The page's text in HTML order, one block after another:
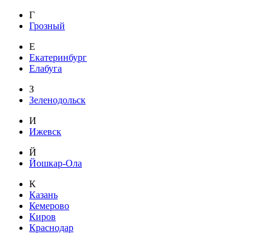
Г
Грозный
Е
Екатеринбург
Елабуга
З
Зеленодольск
И
Ижевск
Й
Йошкар-Ола
К
Казань
Кемерово
Киров
Краснодар